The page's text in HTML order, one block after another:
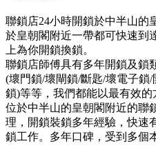
聯鎖店24小時開鎖於中半山的
於皇朝閣附近一帶都可快速到
上為你開鎖換鎖。
聯鎖店師傅具有多年開鎖及鎖
(壞門鎖/壞閘鎖/斷匙/壞電子鎖
鎖)等等，我們都能以最有效
位於中半山的皇朝閣附近的聯
理，開鎖裝鎖多年經驗，快速
鎖工作。多年口碑，受到多個